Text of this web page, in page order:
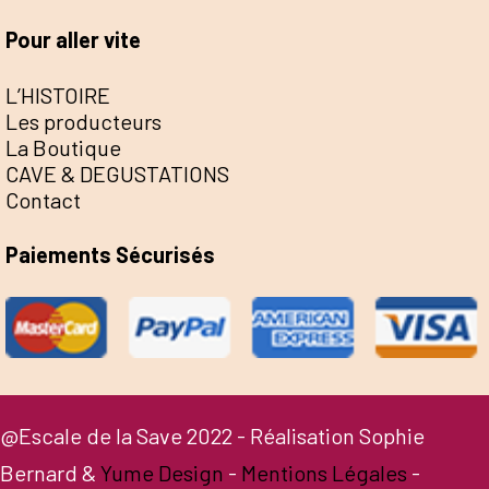
Pour aller vite
L’HISTOIRE
Les producteurs
La Boutique
CAVE & DEGUSTATIONS
Contact
Paiements Sécurisés
@Escale de la Save 2022 - Réalisation Sophie
Bernard & Yume Design - Mentions Légales -